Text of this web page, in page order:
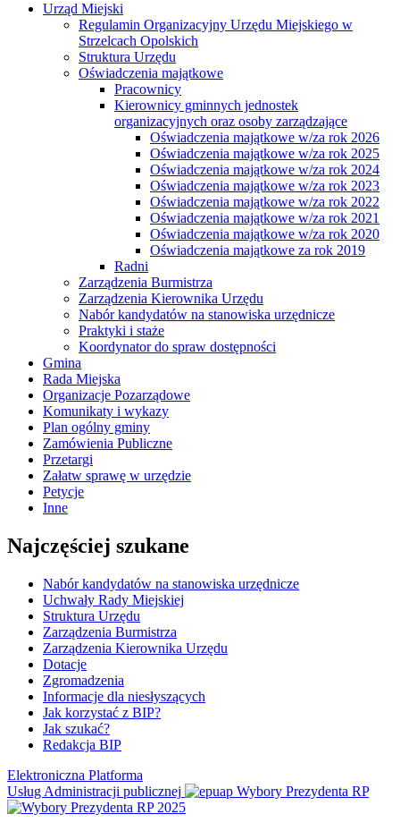
Urząd Miejski
Regulamin Organizacyjny Urzędu Miejskiego w
Strzelcach Opolskich
Struktura Urzędu
Oświadczenia majątkowe
Pracownicy
Kierownicy gminnych jednostek
organizacyjnych oraz osoby zarządzające
Oświadczenia majątkowe w/za rok 2026
Oświadczenia majątkowe w/za rok 2025
Oświadczenia majątkowe w/za rok 2024
Oświadczenia majątkowe w/za rok 2023
Oświadczenia majątkowe w/za rok 2022
Oświadczenia majątkowe w/za rok 2021
Oświadczenia majątkowe w/za rok 2020
Oświadczenia majątkowe za rok 2019
Radni
Zarządzenia Burmistrza
Zarządzenia Kierownika Urzędu
Nabór kandydatów na stanowiska urzędnicze
Praktyki i staże
Koordynator do spraw dostępności
Gmina
Rada Miejska
Organizacje Pozarządowe
Komunikaty i wykazy
Plan ogólny gminy
Zamówienia Publiczne
Przetargi
Załatw sprawę w urzędzie
Petycje
Inne
Najczęściej szukane
Nabór kandydatów na stanowiska urzędnicze
Uchwały Rady Miejskiej
Struktura Urzędu
Zarządzenia Burmistrza
Zarządzenia Kierownika Urzędu
Dotacje
Zgromadzenia
Informacje dla niesłyszących
Jak korzystać z BIP?
Jak szukać?
Redakcja BIP
Elektroniczna Platforma
Usług Administracji publicznej
Wybory Prezydenta RP